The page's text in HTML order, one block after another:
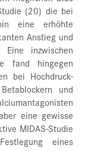
(20) die bei
eine erhöhte
Anstieg und
inzwischen
fand hingegen
bei Hochdruck-
und
eine gewisse
MIDAS-Studie
eines